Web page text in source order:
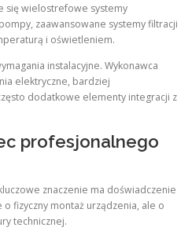
się wielostrefowe systemy
zaawansowane systemy filtracji
i oświetleniem.
instalacyjne. Wykonawca
elektryczne, bardziej
dodatkowe elementy integracji z
profesjonalnego
znaczenie ma doświadczenie
o fizyczny montaż urządzenia, ale o
technicznej.